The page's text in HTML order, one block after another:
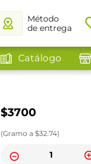
Método
de entrega
Catálogo
$3700
(Gramo a $32.74)